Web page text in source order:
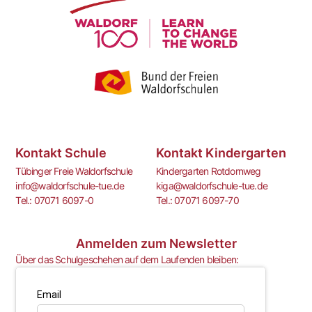
Kontakt Schule
Tübinger Freie Waldorfschule
info@waldorfschule-tue.de
Tel.: 07071 6097-0
Kontakt Kindergarten
Kindergarten Rotdornweg
kiga@waldorfschule-tue.de
Tel.: 07071 6097-70
Anmelden zum Newsletter
Über das Schulgeschehen auf dem Laufenden bleiben: